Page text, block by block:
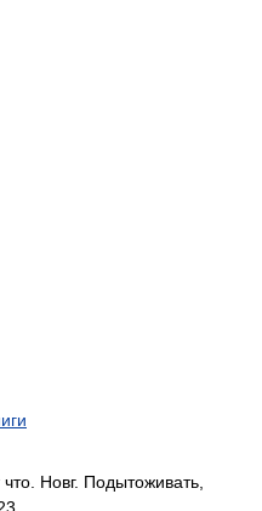
Новг. Подытоживать,